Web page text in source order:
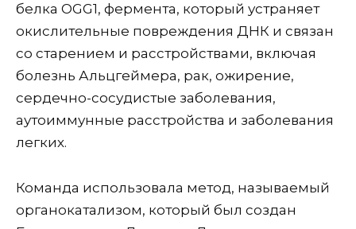
белка OGG1, фермента, который устраняет
окислительные повреждения ДНК и связан
со старением и расстройствами, включая
болезнь Альцгеймера, рак, ожирение,
сердечно-сосудистые заболевания,
аутоиммунные расстройства и заболевания
легких.
Команда использовала метод, называемый
органокатализом, который был создан